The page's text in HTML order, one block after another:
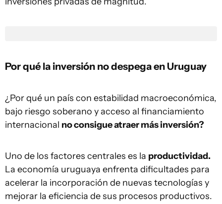
Por qué la inversión no despega en Uruguay
¿Por qué un país con estabilidad macroeconómica,
bajo riesgo soberano y acceso al financiamiento
internacional no consigue atraer más inversión?
Uno de los factores centrales es la productividad.
La economía uruguaya enfrenta dificultades para
acelerar la incorporación de nuevas tecnologías y
mejorar la eficiencia de sus procesos productivos.